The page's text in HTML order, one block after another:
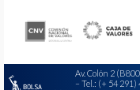
Av. Colón 2
– Tel.: (+ 54